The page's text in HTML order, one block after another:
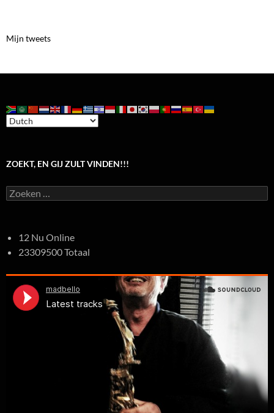
Mijn tweets
ZOEKT, EN GIJ ZULT VINDEN!!!
Zoeken
naar:
12 Nu Online
23309500 Totaal